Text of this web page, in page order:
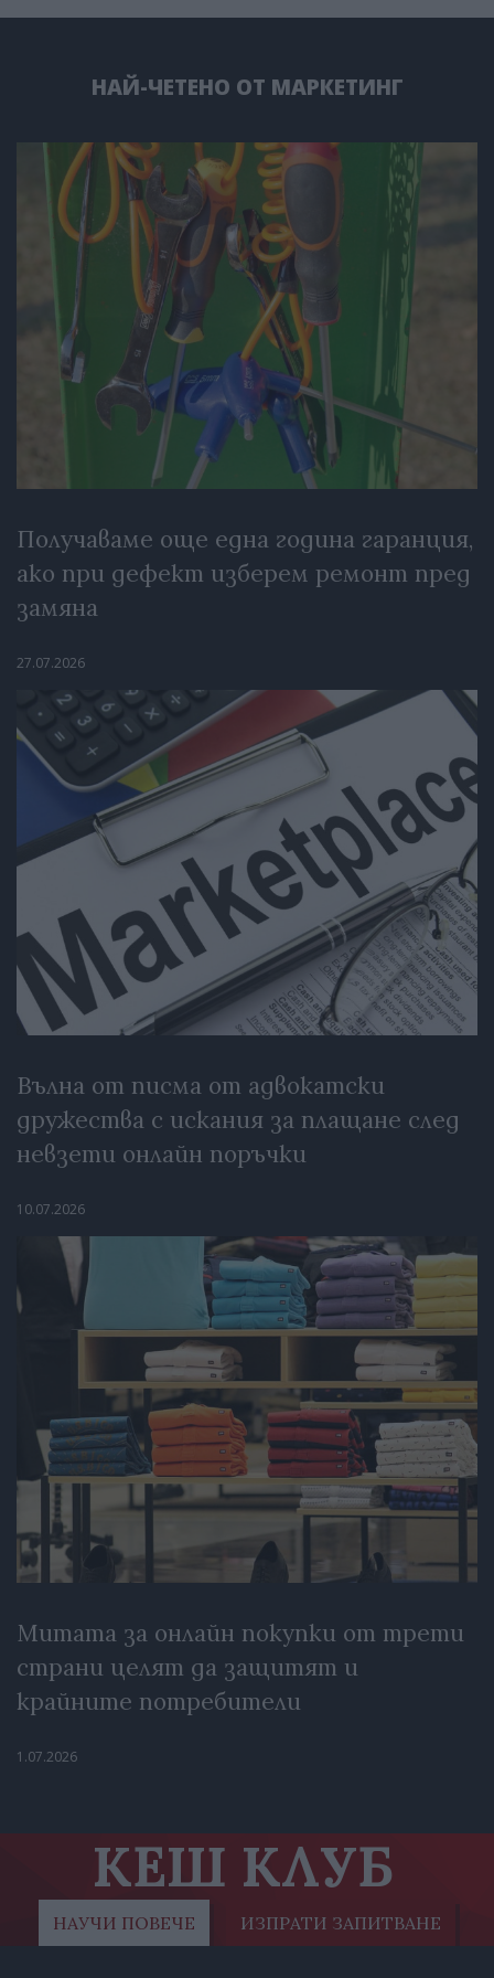
НАЙ-ЧЕТЕНО ОТ МАРКЕТИНГ
Получаваме още една година гаранция,
ако при дефект изберем ремонт пред
замяна
27.07.2026
Вълна от писма от адвокатски
дружества с искания за плащане след
невзети онлайн поръчки
10.07.2026
Митата за онлайн покупки от трети
страни целят да защитят и
крайните потребители
1.07.2026
КЕШ КЛУБ
НАУЧИ ПОВЕЧЕ ИЗПРАТИ ЗАПИТВАНЕ